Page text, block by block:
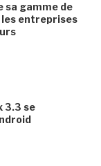
gamme de
entreprises
3.3 se